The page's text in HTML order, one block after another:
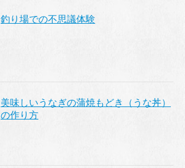
釣り場での不思議体験
美味しいうなぎの蒲焼もどき（うな丼）
の作り方